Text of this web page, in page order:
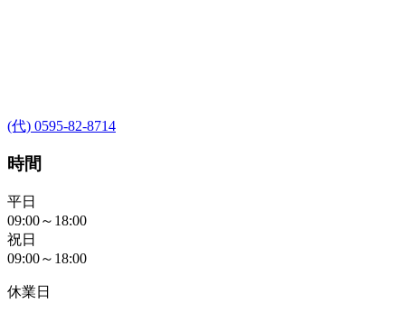
(代) 0595-82-8714
時間
平日
09:00～18:00
祝日
09:00～18:00
休業日